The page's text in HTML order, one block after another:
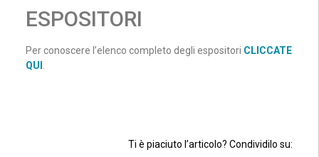
ESPOSITORI
Per conoscere l’elenco completo degli espositori CLICCATE
QUI
Ti è piaciuto l’articolo? Condividilo su: